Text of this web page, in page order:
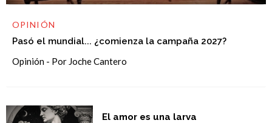
OPINIÓN
Pasó el mundial... ¿comienza la campaña 2027?
Opinión - Por Joche Cantero
El amor es una larva